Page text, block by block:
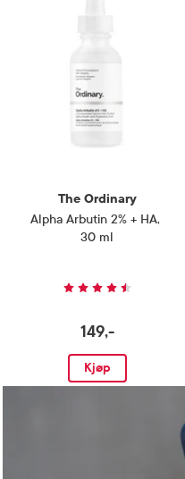
The Ordinary
Alpha Arbutin 2% + HA,
30 ml
149,-
Kjøp